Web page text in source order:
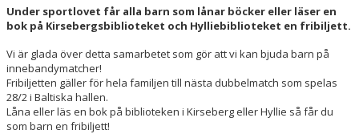
HALL OF FAME
Under sportlovet får alla barn som lånar böcker eller läser en
bok på Kirsebergsbiblioteket och Hylliebiblioteket en fribiljett.
Vi är glada över detta samarbetet som gör att vi kan bjuda barn på
innebandymatcher!
Fribiljetten gäller för hela familjen till nästa dubbelmatch som spelas
28/2 i Baltiska hallen.
Låna eller läs en bok på biblioteken i Kirseberg eller Hyllie så får du
som barn en fribiljett!